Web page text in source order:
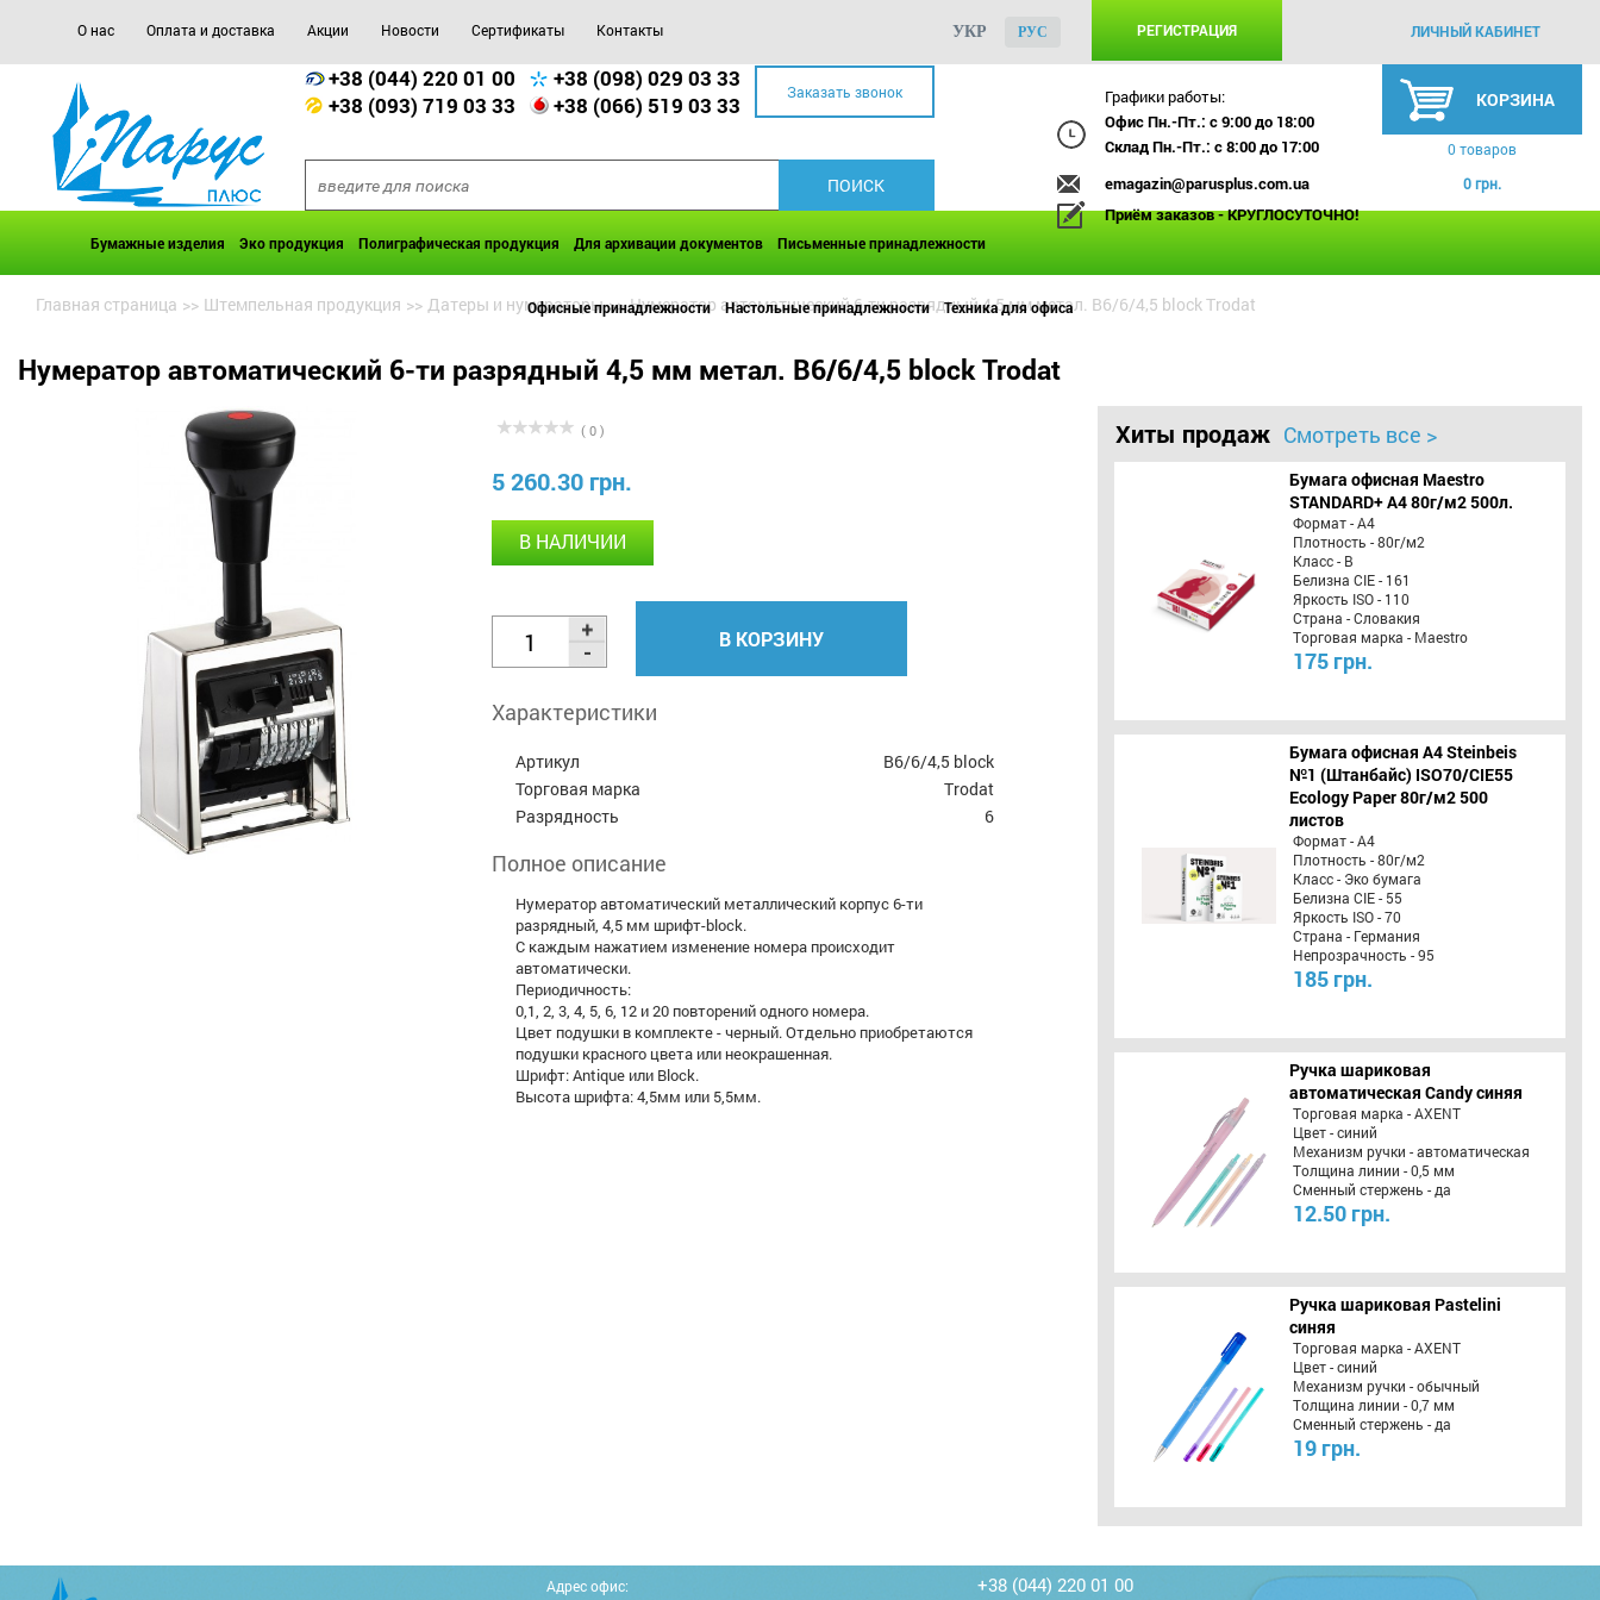
О нас Оплата и доставка Акции Новости Сертификаты Контакты РЕГИСТРАЦИЯ ЛИЧНЫЙ КАБИНЕТ
УКР РУС
+38 (044) 220 01 00
+38 (098) 029 03 33
+38 (093) 719 03 33
+38 (066) 519 03 33 Заказать звонок
Графики работы:
Офис Пн.-Пт.: с 9:00 до 18:00
Склад Пн.-Пт.: с 8:00 до 17:00
emagazin@parusplus.com.ua
Приём заказов - КРУГЛОСУТОЧНО!
КОРЗИНА
0 товаров
0 грн.
Бумажные изделия Эко продукция Полиграфическая продукция Для архивации документов Письменные принадлежности
Офисные принадлежности Настольные принадлежности Техника для офиса
Главная страница >> Штемпельная продукция >> Датеры и нумераторы >> Нумератор автоматический 6-ти разрядный 4,5 мм метал. В6/6/4,5 block Trodat
Нумератор автоматический 6-ти разрядный 4,5 мм метал. В6/6/4,5 block Trodat
( 0 )
5 260.30 грн.
В НАЛИЧИИ
В КОРЗИНУ
Характеристики
Артикул
В6/6/4,5 block
Торговая марка
Trodat
Разрядность
6
Полное описание
Нумератор автоматический металлический корпус 6-ти
разрядный, 4,5 мм шрифт-block.
С каждым нажатием изменение номера происходит
автоматически.
Периодичность:
0,1, 2, 3, 4, 5, 6, 12 и 20 повторений одного номера.
Цвет подушки в комплекте - черный. Отдельно приобретаются
подушки красного цвета или неокрашенная.
Шрифт: Antique или Block.
Высота шрифта: 4,5мм или 5,5мм.
Хиты продаж Смотреть все >
Бумага офисная Maestro
STANDARD+ А4 80г/м2 500л.
Формат - А4
Плотность - 80г/м2
Класс - B
Белизна CIE - 161
Яркость ISO - 110
Страна - Словакия
Торговая марка - Maestro
175 грн.
Бумага офисная A4 Steinbeis
№1 (Штанбайс) ISO70/СІЕ55
Ecology Paper 80г/м2 500
листов
Формат - А4
Плотность - 80г/м2
Класс - Эко бумага
Белизна CIE - 55
Яркость ISO - 70
Страна - Германия
Непрозрачность - 95
185 грн.
Ручка шариковая
автоматическая Candy синяя
Торговая марка - AXENT
Цвет - синий
Механизм ручки - автоматическая
Толщина линии - 0,5 мм
Сменный стержень - да
12.50 грн.
Ручка шариковая Pastelini
синяя
Торговая марка - AXENT
Цвет - синий
Механизм ручки - обычный
Толщина линии - 0,7 мм
Сменный стержень - да
19 грн.
Адрес офис:
+38 (044) 220 01 00